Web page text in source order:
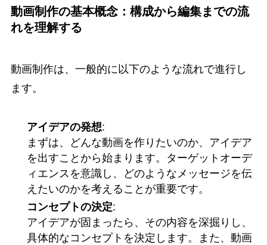
動画制作の基本概念：構成から編集までの流
れを理解する
動画制作は、一般的に以下のような流れで進行し
ます。
アイデアの発想:
まずは、どんな動画を作りたいのか、アイデア
を出すことから始まります。ターゲットオーデ
ィエンスを意識し、どのようなメッセージを伝
えたいのかを考えることが重要です。
コンセプトの決定:
アイデアが固まったら、その内容を深掘りし、
具体的なコンセプトを決定します。また、動画